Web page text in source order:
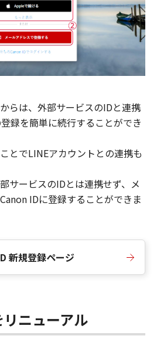
らは、外部サービスのIDと連携
録を簡単に続行することができ
とでLINEアカウントとの連携も
サービスのIDとは連携せず、メ
IDに登録することができま
新規登録ページ
ニューアル